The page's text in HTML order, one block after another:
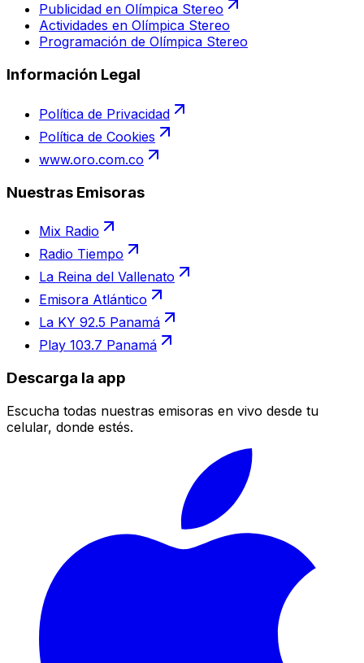
Publicidad en Olímpica Stereo
Actividades en Olímpica Stereo
Programación de Olímpica Stereo
Información Legal
Política de Privacidad
Política de Cookies
www.oro.com.co
Nuestras Emisoras
Mix Radio
Radio Tiempo
La Reina del Vallenato
Emisora Atlántico
La KY 92.5 Panamá
Play 103.7 Panamá
Descarga la app
Escucha todas nuestras emisoras en vivo desde tu
celular, donde estés.